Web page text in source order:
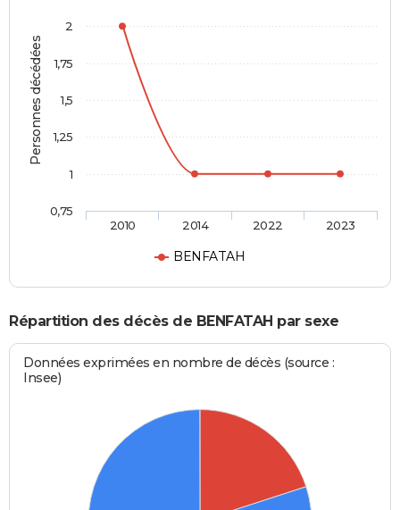
Personnes décédées
BENFATAH
2010 2014 2022 2023
0,75
1
1,25
1,5
1,75
2
Répartition des décès de BENFATAH par sexe
Données exprimées en nombre de décès (source :
Insee)